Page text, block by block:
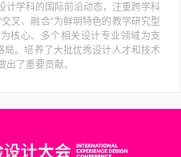
计学科的国际前沿动态，注重跨学科
叉、融合”为鲜明特色的教学研究型
核心、多个相关设计专业领域为支
局。培养了大批优秀设计人才和技术
了重要贡献。